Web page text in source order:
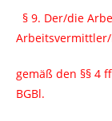
§ 9. Der/die
gemäß den §§ 4
BGBl.